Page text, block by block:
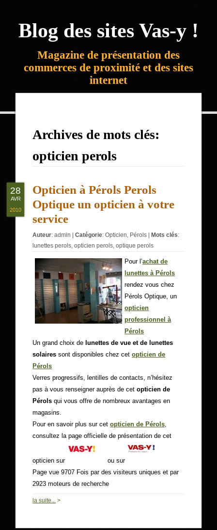
Blog des sites Vas-y !
Magazine de présentation des
commerces de proximité et des sites
internet
Archives de mots clés:
opticien perols
Opticien à Pérols Perols
Optique un opticien à votre
service
Auteur:admin |Catégorie:Opticien, Pérols Mots clés:
lunettes perols,opticien perols,optique perols
Pour l’achat de
lunettes à Pérols
rendez vous chez
Pérols Optique, un
opticien
professionnel à
Pérols
Un grand choix de lunettes de vue et de lunettes
solairessont disponibles chez cetopticien de
Pérols
Verres progressifs, lentilles de contacts, n’hésitez
pas à vous renseigner auprès de cetopticien de
Pérolsqui vous offre de nombreux avantages en
magasins.
Pour en savoir plus sur cetopticien de Pérols,
consultez la page officielle de présentation de cet
opticien sur
ou sur
Page vue 9707 Fois par des visiteurs uniques et par
2923 moteurs de recherche
la suite... >
28
AVR
2010